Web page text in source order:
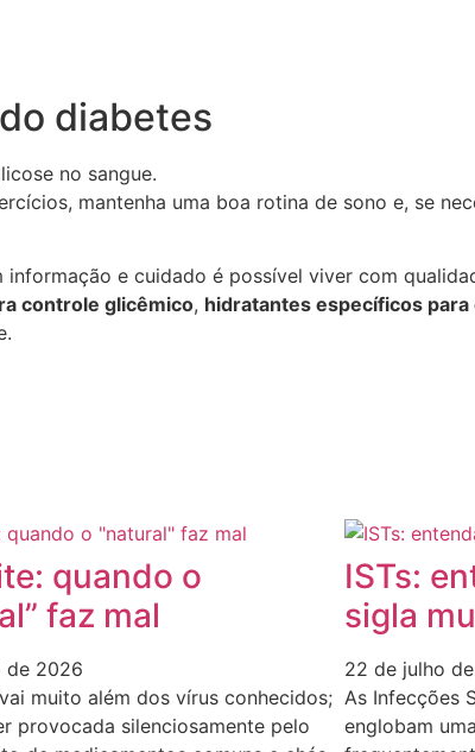
diabetes
no sangue.
mantenha uma boa rotina de sono e, se
e cuidado é possível viver com
controle glicêmico, hidratantes específicos para
quando o
faz mal
de 2026
muito além dos vírus conhecidos;
provocada silenciosamente pelo
ISTs:
sigla
22 de julho
As Infecções
englobam